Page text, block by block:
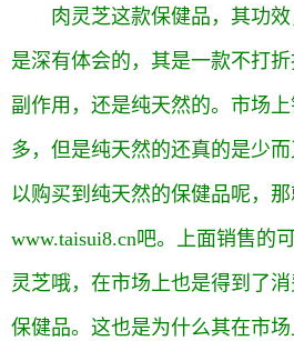
肉灵芝这款保健品，其功
是深有体会的，其是一款不打
副作用，还是纯天然的。市场
多，但是纯天然的还真的是少
以购买到纯天然的保健品呢，
www.taisui8.cn吧。上面销售的
灵芝哦，在市场上也是得到了
保健品。这也是为什么其在市